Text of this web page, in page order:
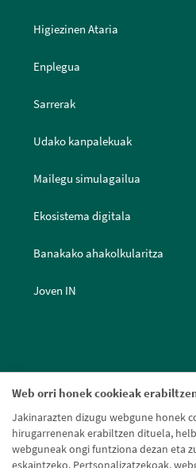
Web orri honek cookieak
Jakinarazten dizugu webgune honek
hirugarrenenak erabiltzen dituela,
webguneak ongi funtziona dezan eta
eskaintzeko. Pertsonalizatzekoak,
Higiezinen Ataria
Enplegua
Sarrerak
Udako kanpalekuak
Mailegu simulagailua
Ekosistema digitala
Banakako ahakolkularitza
Joven IN